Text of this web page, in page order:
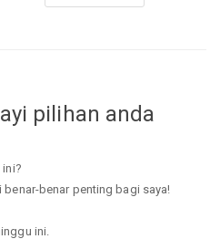
pilihan anda
ini?
benar-benar penting bagi saya!
ini.